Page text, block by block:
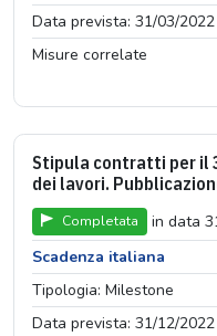
Data prevista: 31/03/2022
Misure correlate
Stipula contratti per il
dei lavori.
Completata
in data
Scadenza italiana
Tipologia: Milestone
Data prevista: 31/12/2022